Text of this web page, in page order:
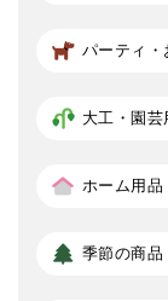
パーティ・
大工・園芸
ホーム用品
季節の商品